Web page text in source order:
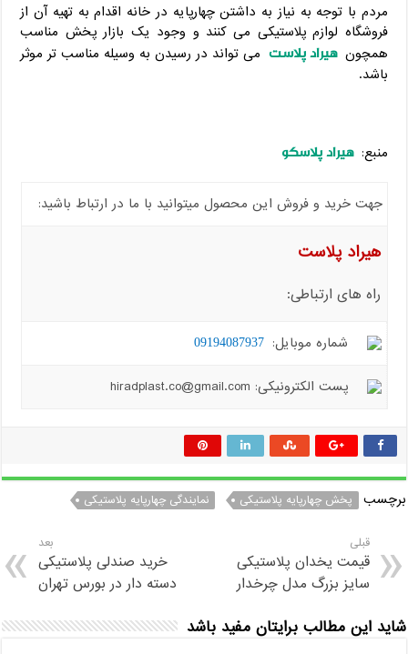
مردم با توجه به نیاز به داشتن چهارپایه در خانه اقدام به تهیه آن از
فروشگاه لوازم پلاستیکی می کنند و وجود یک بازار پخش مناسب
همچون هیراد پلاست می تواند در رسیدن به وسیله مناسب تر موثر
باشد.
منبع: هیراد پلاسکو
جهت خرید و فروش این محصول میتوانید با ما در ارتباط باشید:
هیراد پلاست
راه های ارتباطی:
شماره موبایل: 09194087937
پست الکترونیکی: hiradplast.co@gmail.com
برچسب پخش چهارپایه پلاستیکی نمایندگی چهارپایه پلاستیکی
قبلی
قیمت یخدان پلاستیکی
سایز بزرگ مدل چرخدار
بعد
خرید صندلی پلاستیکی
دسته دار در بورس تهران
شاید این مطالب برایتان مفید باشد